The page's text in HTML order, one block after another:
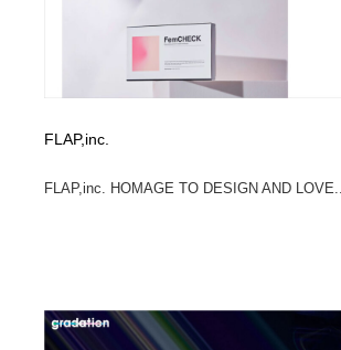
FLAP,inc.
FLAP,inc. HOMAGE TO DESIGN AND LOVE...